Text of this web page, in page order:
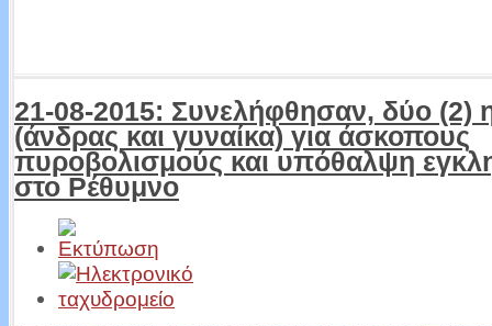
21-08-2015: Συνελήφθησαν, δύο (2)
(άνδρας και γυναίκα) για άσκοπους
πυροβολισμούς και υπόθαλψη
στο Ρέθυμνο